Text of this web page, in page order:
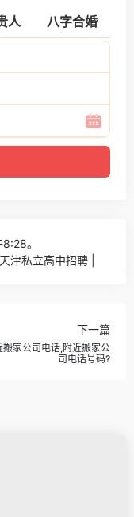
人 八字合婚
。
津私立高中招聘 |
下一篇
搬家公司电话,附近搬家公
司电话号码?